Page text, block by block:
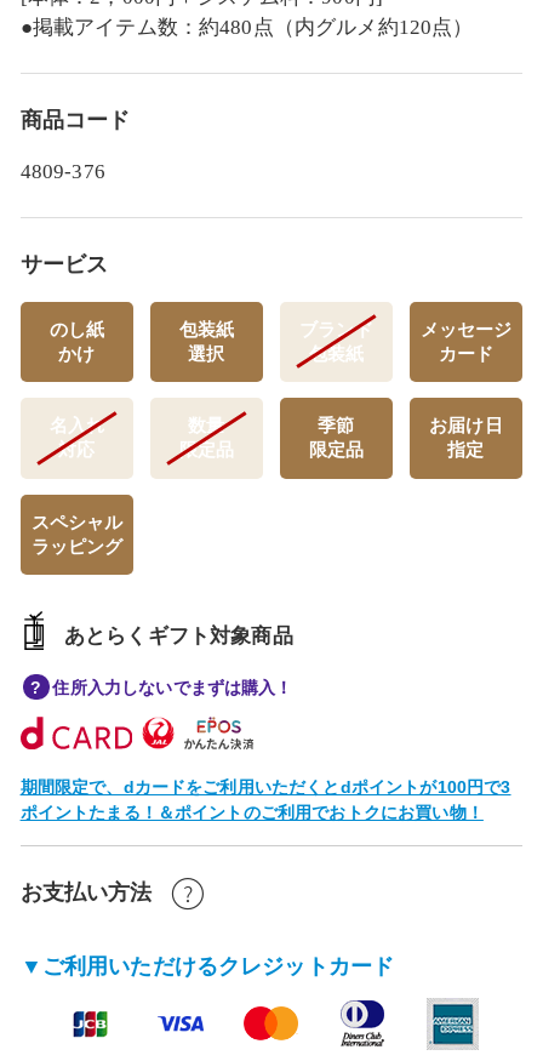
●掲載アイテム数：約480点（内グルメ約120点）
商品コード
4809-376
サービス
のし紙
かけ
包装紙
選択
ブランド
包装紙
メッセージ
カード
名入れ
対応
数量
限定品
季節
限定品
お届け日
指定
スペシャル
ラッピング
あとらくギフト対象商品
住所入力しないでまずは購入！
期間限定で、dカードをご利用いただくとdポイントが100円で3
ポイントたまる！＆ポイントのご利用でおトクにお買い物！
お支払い方法
▼ご利用いただけるクレジットカード